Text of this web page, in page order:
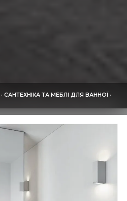
· САНТЕХНІКА ТА МЕБЛІ ДЛЯ ВАННОЇ ·